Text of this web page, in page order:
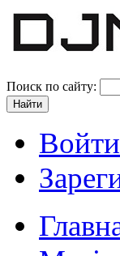
Поиск по сайту:
Войти